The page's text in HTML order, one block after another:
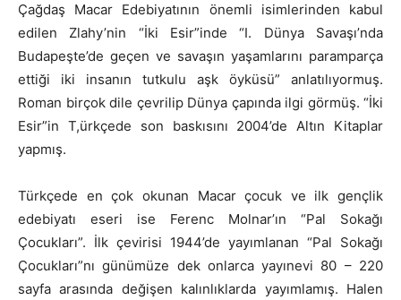
Çağdaş Macar Edebiyatının önemli isimlerinden kabul
edilen Zlahy’nin “İki Esir”inde “I. Dünya Savaşı’nda
Budapeşte’de geçen ve savaşın yaşamlarını paramparça
ettiği iki insanın tutkulu aşk öyküsü” anlatılıyormuş.
Roman birçok dile çevrilip Dünya çapında ilgi görmüş. “İki
Esir”in T,ürkçede son baskısını 2004’de Altın Kitaplar
yapmış.
Türkçede en çok okunan Macar çocuk ve ilk gençlik
edebiyatı eseri ise Ferenc Molnar’ın “Pal Sokağı
Çocukları”. İlk çevirisi 1944’de yayımlanan “Pal Sokağı
Çocukları”nı günümüze dek onlarca yayınevi 80 – 220
sayfa arasında değişen kalınlıklarda yayımlamış. Halen